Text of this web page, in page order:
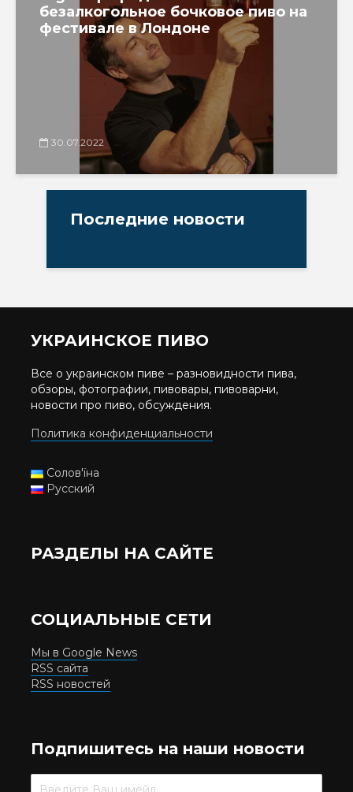
безалкогольное бочковое пиво на
фестивале в Лондоне
30.07.2022
Последние новости
УКРАИНСКОЕ ПИВО
Все о украинском пиве – разновидности пива,
обзоры, фотографии, пивовары, пивоварни,
новости про пиво, обсуждения.
Политика конфиденциальности
Солов'їна
Русский
РАЗДЕЛЫ НА САЙТЕ
СОЦИАЛЬНЫЕ СЕТИ
Мы в Google News
RSS сайта
RSS новостей
Подпишитесь на наши новости